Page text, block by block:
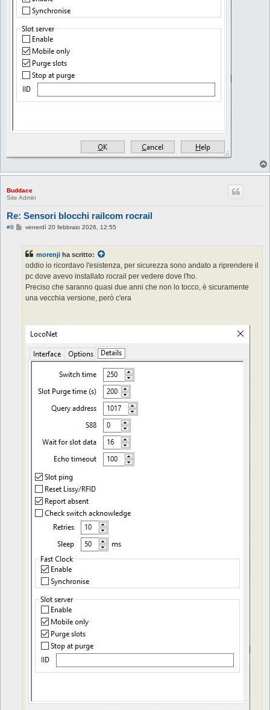
Buddace
Site Admin
Re: Sensori blocchi railcom rocrail
#8
M
a
g
g
o
venerdì 20 febbraio 2026, 12:55
morenji ha scritto:
oddio io ricordavo l'esistenza, per sicurezza sono andato a riprendere il
pc dove avevo installato rocrail per vedere dove l'ho.
Preciso che saranno quasi due anni che non lo tocco, è sicuramente
una vecchia versione, però c'era